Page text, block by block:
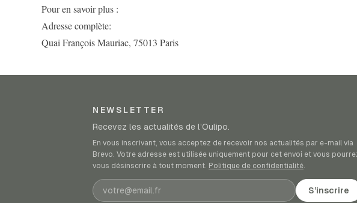
Pour en savoir plus :
Adresse complète:
Quai François Mauriac, 75013 Paris
NEWSLETTER
Recevez les actualités de l’Oulipo.
En vous inscrivant, vous acceptez de recevoir nos actualités par e-mail via
Brevo. Votre adresse est utilisée uniquement pour cet envoi et vous
vous désinscrire à tout moment. Politique de confidentialité.
Adresse e-mail S’inscrire